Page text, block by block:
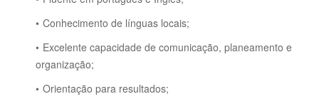
Conhecimento de línguas locais;
Excelente capacidade de comunicação, planeamento e
organização;
Orientação para resultados;